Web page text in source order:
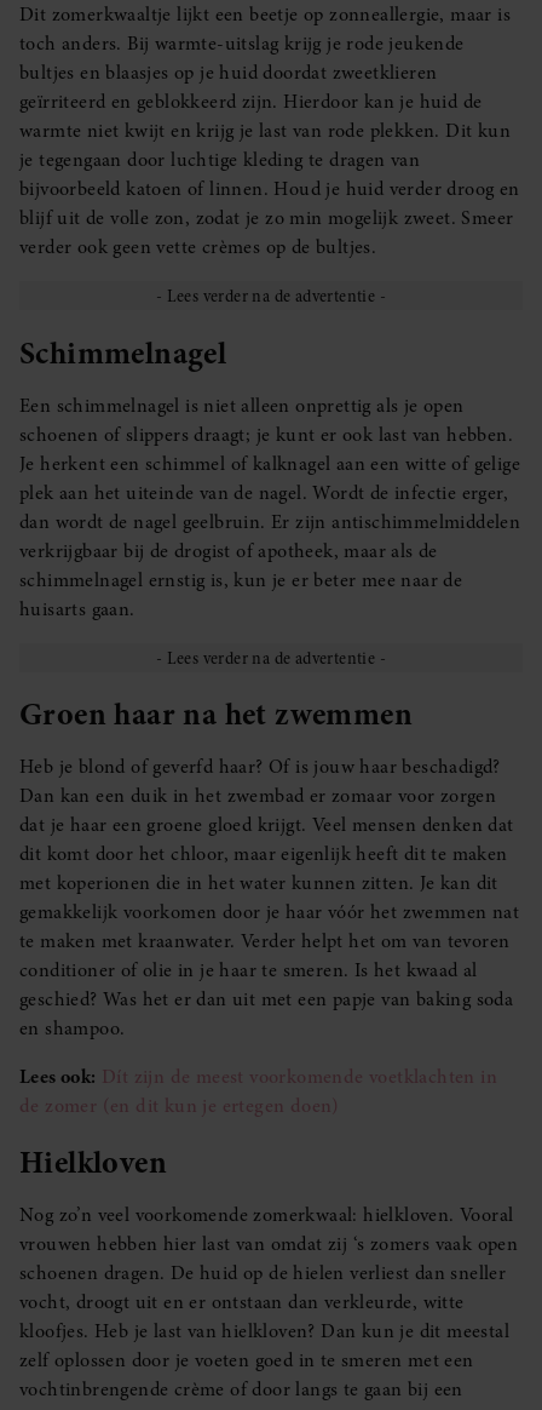
Dit zomerkwaaltje lijkt een beetje op zonneallergie, maar is
toch anders. Bij warmte-uitslag krijg je rode jeukende
bultjes en blaasjes op je huid doordat zweetklieren
geïrriteerd en geblokkeerd zijn. Hierdoor kan je huid de
warmte niet kwijt en krijg je last van rode plekken. Dit kun
je tegengaan door luchtige kleding te dragen van
bijvoorbeeld katoen of linnen. Houd je huid verder droog en
blijf uit de volle zon, zodat je zo min mogelijk zweet. Smeer
verder ook geen vette crèmes op de bultjes.
Schimmelnagel
Een schimmelnagel is niet alleen onprettig als je open
schoenen of slippers draagt; je kunt er ook last van hebben.
Je herkent een schimmel of kalknagel aan een witte of gelige
plek aan het uiteinde van de nagel. Wordt de infectie erger,
dan wordt de nagel geelbruin. Er zijn antischimmelmiddelen
verkrijgbaar bij de drogist of apotheek, maar als de
schimmelnagel ernstig is, kun je er beter mee naar de
huisarts gaan.
Groen haar na het zwemmen
Heb je blond of geverfd haar? Of is jouw haar beschadigd?
Dan kan een duik in het zwembad er zomaar voor zorgen
dat je haar een groene gloed krijgt. Veel mensen denken dat
dit komt door het chloor, maar eigenlijk heeft dit te maken
met koperionen die in het water kunnen zitten. Je kan dit
gemakkelijk voorkomen door je haar vóór het zwemmen nat
te maken met kraanwater. Verder helpt het om van tevoren
conditioner of olie in je haar te smeren. Is het kwaad al
geschied? Was het er dan uit met een papje van baking soda
en shampoo.
Lees ook: Dít zijn de meest voorkomende voetklachten in
de zomer (en dit kun je ertegen doen)
Hielkloven
Nog zo’n veel voorkomende zomerkwaal: hielkloven. Vooral
vrouwen hebben hier last van omdat zij ‘s zomers vaak open
schoenen dragen. De huid op de hielen verliest dan sneller
vocht, droogt uit en er ontstaan dan verkleurde, witte
kloofjes. Heb je last van hielkloven? Dan kun je dit meestal
zelf oplossen door je voeten goed in te smeren met een
vochtinbrengende crème of door langs te gaan bij een